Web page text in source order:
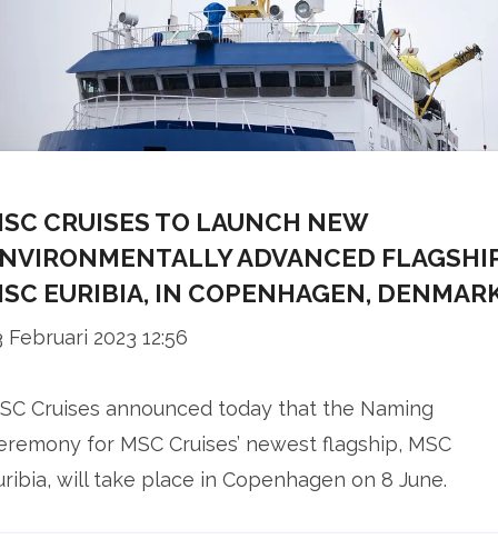
CRUISES TO LAUNCH NEW
ADVANCED
EURIBIA, IN COPENHAGEN,
Februari 2023 12:56
Cruises announced today that the Naming
for MSC Cruises’ newest flagship, MSC
will take place in Copenhagen on 8 June.